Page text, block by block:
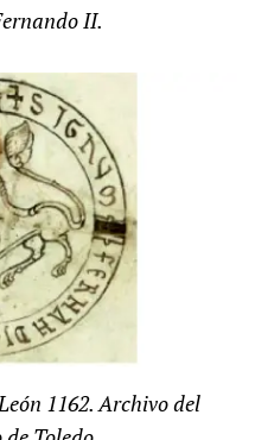
II.
1162. Archivo del